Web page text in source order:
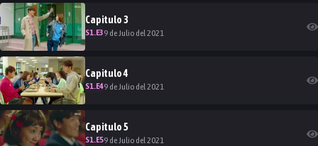
Capitulo3
S1.E39 de Julio del 2021
Capitulo4
S1.E49 de Julio del 2021
Capitulo5
S1.E59 de Julio del 2021